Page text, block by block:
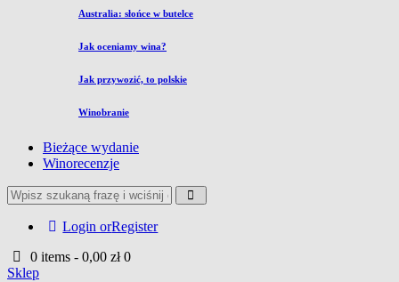
Australia: słońce w butelce
Jak oceniamy wina?
Jak przywozić, to polskie
Winobranie
Bieżące wydanie
Winorecenzje
Login orRegister
0 items -0,00 zł 0
Sklep